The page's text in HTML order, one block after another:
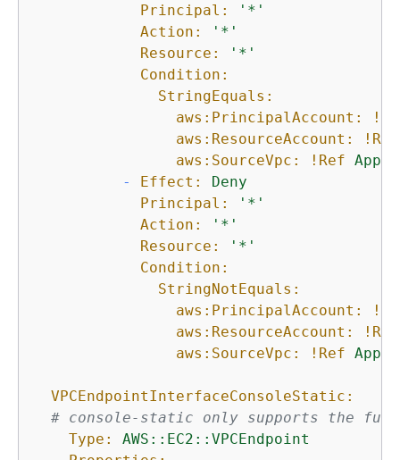
Principal:
'*'
Action:
'*'
Resource:
'*'
Condition:
StringEquals:
aws:PrincipalAccount:
aws:ResourceAccount:
!Ref
aws:SourceVpc:
!Ref
-
Effect:
Deny
Principal:
'*'
Action:
'*'
Resource:
'*'
Condition:
StringNotEquals:
aws:PrincipalAccount:
aws:ResourceAccount:
!Ref
aws:SourceVpc:
!Ref
VPCEndpointInterfaceConsoleStatic:
# console-static only supports the full
Type:
AWS::EC2::VPCEndpoint